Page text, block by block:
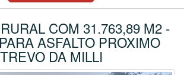
COM 31.763,89 M2 -
ASFALTO PROXIMO
TREVO DA MILLI